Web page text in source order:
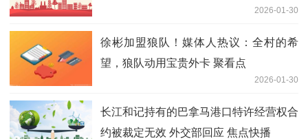
2026-01-30
徐彬加盟狼队！媒体人热议：全村的希
望，狼队动用宝贵外卡 聚看点
2026-01-30
长江和记持有的巴拿马港口特许经营权合
约被裁定无效 外交部回应 焦点快播